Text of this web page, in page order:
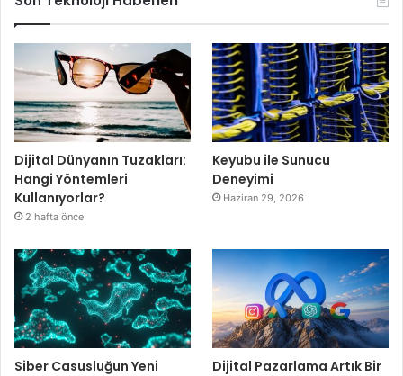
Dijital Dünyanın Tuzakları:
Hangi Yöntemleri
Kullanıyorlar?
2 hafta önce
Keyubu ile Sunucu
Deneyimi
Haziran 29, 2026
Siber Casusluğun Yeni
Dijital Pazarlama Artık Bir